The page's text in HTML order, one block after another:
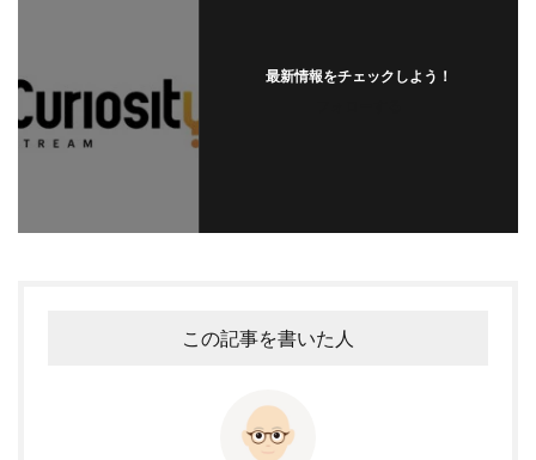
最新情報をチェックしよう！
この記事を書いた人